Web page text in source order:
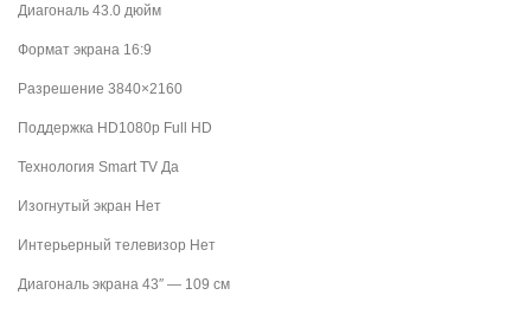
Диагональ 43.0 дюйм
Формат экрана 16:9
Разрешение 3840×2160
Поддержка HD1080p Full HD
Технология Smart TV Да
Изогнутый экран Нет
Интерьерный телевизор Нет
Диагональ экрана 43″ — 109 см